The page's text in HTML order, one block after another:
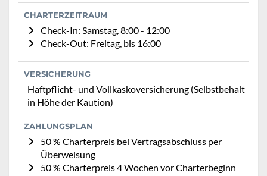
CHARTERZEITRAUM
Check-In: Samstag, 8:00 - 12:00
Check-Out: Freitag, bis 16:00
VERSICHERUNG
Haftpflicht- und Vollkaskoversicherung (Selbstbehalt
in Höhe der Kaution)
ZAHLUNGSPLAN
50 % Charterpreis bei Vertragsabschluss per
Überweisung
50 % Charterpreis 4 Wochen vor Charterbeginn